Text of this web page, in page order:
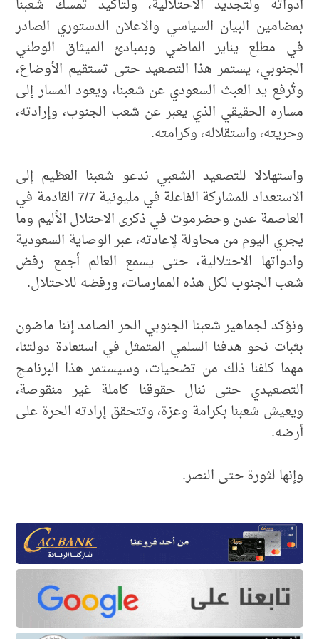
أدواته ولتجديد الاحتلالية، ولتأكيد تمسك شعبنا
بمضامين البيان السياسي والاعلان الدستوري الصادر
في مطلع يناير الماضي وبمبادئ الميثاق الوطني
الجنوبي، يستمر هذا التصعيد حتى تستقيم الأوضاع،
وتُرفع يد العبث السعودي عن شعبنا، ويعود المسار إلى
مساره الحقيقي الذي يعبر عن شعب الجنوب، وإرادته،
وحريته، واستقلاله، وكرامته.
واستهلالا للتصعيد الشعبي ندعو شعبنا العظيم إلى
الاستعداد للمشاركة الفاعلة في مليونية 7/7 القادمة في
العاصمة عدن وحضرموت في ذكرى الاحتلال الأليم وما
يجري اليوم من محاولة لإعادته، عبر الوصاية السعودية
وادواتها الاحتلالية، حتى يسمع العالم أجمع رفض
شعب الجنوب لكل هذه الممارسات، ورفضه للاحتلال.
ونؤكد لجماهير شعبنا الجنوبي الحر الصامد إننا ماضون
بثبات نحو هدفنا السلمي المتمثل في استعادة دولتنا،
مهما كلفنا ذلك من تضحيات، وسيستمر هذا البرنامج
التصعيدي حتى ننال حقوقنا كاملة غير منقوصة،
ويعيش شعبنا بكرامة وعزة، وتتحقق إرادته الحرة على
أرضه.
وإنها لثورة حتى النصر.